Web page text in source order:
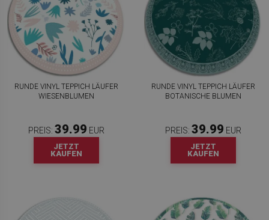
RUNDE VINYL TEPPICH LÄUFER
WIESENBLUMEN
PREIS: 39.99 EUR
JETZT
KAUFEN
RUNDE VINYL TEPPICH LÄUFER
BOTANISCHE BLUMEN
PREIS: 39.99 EUR
JETZT
KAUFEN